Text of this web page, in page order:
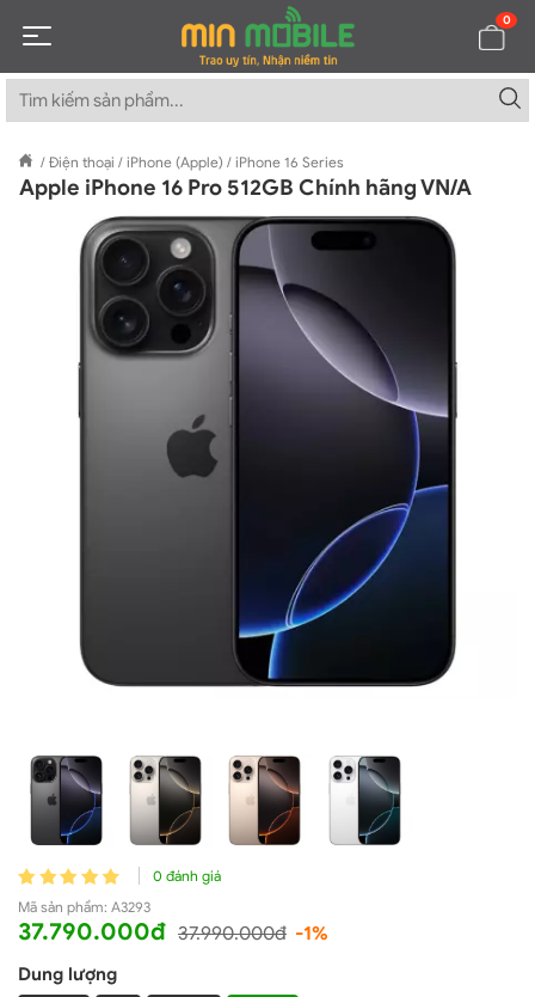
0
/ Điện thoại / iPhone (Apple) / iPhone 16 Series
Apple iPhone 16 Pro 512GB Chính hãng VN/A
0 đánh giá
Mã sản phẩm: A3293
37.790.000đ 37.990.000đ -1%
Dung lượng